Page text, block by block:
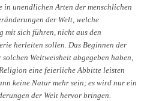
unendlichen Arten der menschlichen
der Welt, welche
mit sich führen, nicht aus den
herleiten sollen. Das Beginnen der
Weltweisheit abgegeben haben,
eine feierliche Abbitte leisten
keine Natur mehr sein; es wird nur ein
der Welt hervor bringen.